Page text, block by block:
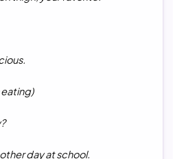
.
day at school.